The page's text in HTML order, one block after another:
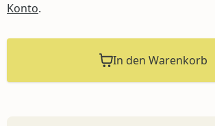
Konto.
In den Warenkorb